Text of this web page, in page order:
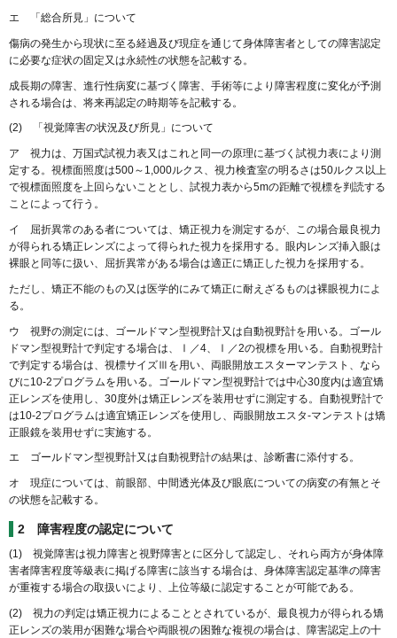
エ 「総合所見」について
傷病の発生から現状に至る経過及び現症を通じて身体障害者としての障害認定
に必要な症状の固定又は永続性の状態を記載する。
成長期の障害、進行性病変に基づく障害、手術等により障害程度に変化が予測
される場合は、将来再認定の時期等を記載する。
(2) 「視覚障害の状況及び所見」について
ア 視力は、万国式試視力表又はこれと同一の原理に基づく試視力表により測
定する。視標面照度は500～1,000ルクス、視力検査室の明るさは50ルクス以上
で視標面照度を上回らないこととし、試視力表から5mの距離で視標を判読する
ことによって行う。
イ 屈折異常のある者については、矯正視力を測定するが、この場合最良視力
が得られる矯正レンズによって得られた視力を採用する。眼内レンズ挿入眼は
裸眼と同等に扱い、屈折異常がある場合は適正に矯正した視力を採用する。
ただし、矯正不能のもの又は医学的にみて矯正に耐えざるものは裸眼視力によ
る。
ウ 視野の測定には、ゴールドマン型視野計又は自動視野計を用いる。ゴール
ドマン型視野計で判定する場合は、Ⅰ／4、Ⅰ／2の視標を用いる。自動視野計
で判定する場合は、視標サイズⅢを用い、両眼開放エスターマンテスト、なら
びに10-2プログラムを用いる。ゴールドマン型視野計では中心30度内は適宜矯
正レンズを使用し、30度外は矯正レンズを装用せずに測定する。自動視野計で
は10-2プログラムは適宜矯正レンズを使用し、両眼開放エスタ-マンテストは矯
正眼鏡を装用せずに実施する。
エ ゴールドマン型視野計又は自動視野計の結果は、診断書に添付する。
オ 現症については、前眼部、中間透光体及び眼底についての病変の有無とそ
の状態を記載する。
2 障害程度の認定について
(1) 視覚障害は視力障害と視野障害とに区分して認定し、それら両方が身体障
害者障害程度等級表に掲げる障害に該当する場合は、身体障害認定基準の障害
が重複する場合の取扱いにより、上位等級に認定することが可能である。
(2) 視力の判定は矯正視力によることとされているが、最良視力が得られる矯
正レンズの装用が困難な場合や両眼視の困難な複視の場合は、障害認定上の十